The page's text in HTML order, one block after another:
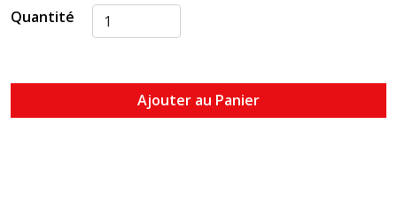
R-404A, R-452
Type de refroidissement : Unité de refroidissement
Pression de conception haute : 32 bars
Pression de conception basse : 17 bars
Quantité
Ajouter au Panier